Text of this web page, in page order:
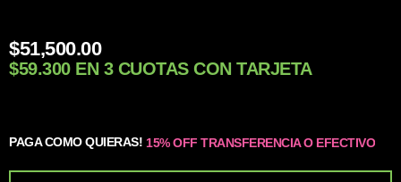
$51,500.00
$59.300 EN 3 CUOTAS CON TARJETA
PAGA COMO QUIERAS! 15% OFF TRANSFERENCIA O EFECTIVO